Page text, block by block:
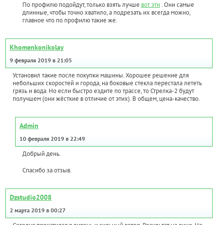
По профилю подойдут, только взять лучше вот эти . Они самые
длинные, чтобы точно хватило, а подрезать их всегда можно,
главное что по профилю такие же.
Khomenkonikolay
9 февраля 2019 в 21:05
Установил такие после покупки машины. Хорошее решение для
небольших скоростей и города, на боковые стекла перестала лететь
грязь и вода. Но если быстро ездите по трассе, то Стрелка-2 будут
получшем (они жёсткие в отличие от этих). В общем, цена-качество.
Admin
10 февраля 2019 в 22:49
Добрый день.
Спасибо за отзыв.
Dzstudio2008
2 марта 2019 в 00:27